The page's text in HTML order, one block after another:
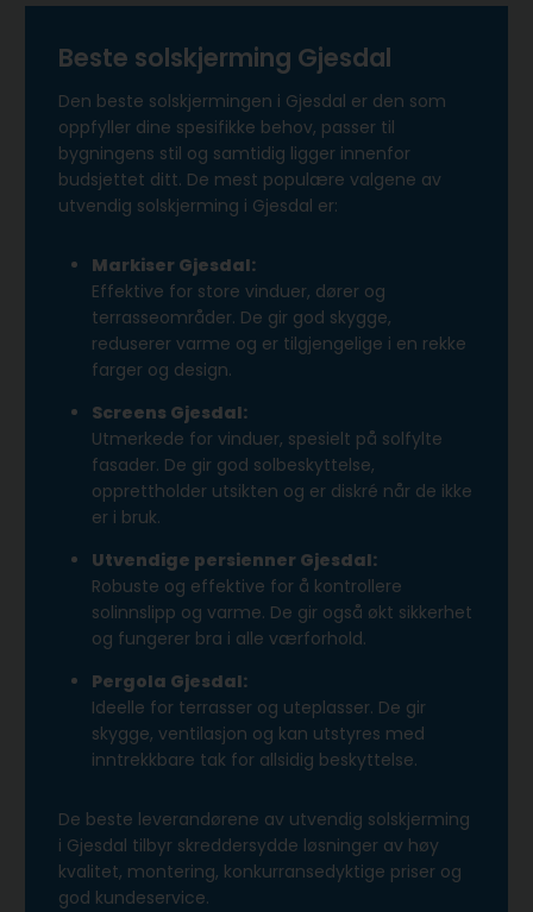
Beste solskjerming Gjesdal
Den beste solskjermingen i Gjesdal er den som
oppfyller dine spesifikke behov, passer til
bygningens stil og samtidig ligger innenfor
budsjettet ditt. De mest populære valgene av
utvendig solskjerming i Gjesdal er:
Markiser Gjesdal:
Effektive for store vinduer, dører og
terrasseområder. De gir god skygge,
reduserer varme og er tilgjengelige i en rekke
farger og design.
Screens Gjesdal:
Utmerkede for vinduer, spesielt på solfylte
fasader. De gir god solbeskyttelse,
opprettholder utsikten og er diskré når de ikke
er i bruk.
Utvendige persienner Gjesdal:
Robuste og effektive for å kontrollere
solinnslipp og varme. De gir også økt sikkerhet
og fungerer bra i alle værforhold.
Pergola Gjesdal:
Ideelle for terrasser og uteplasser. De gir
skygge, ventilasjon og kan utstyres med
inntrekkbare tak for allsidig beskyttelse.
De beste leverandørene av utvendig solskjerming
i Gjesdal tilbyr skreddersydde løsninger av høy
kvalitet, montering, konkurransedyktige priser og
god kundeservice.